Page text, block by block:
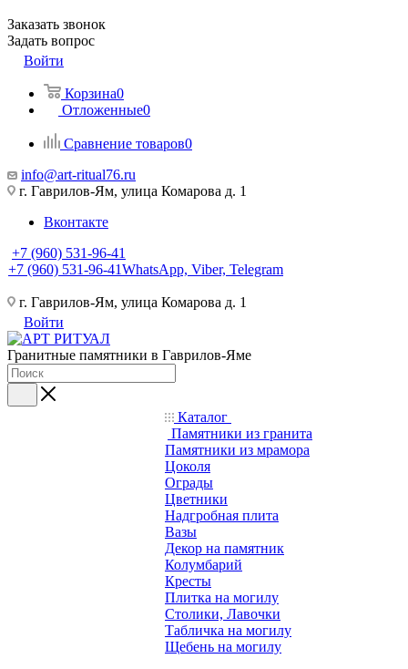
Заказать звонок
Задать вопрос
Войти
Корзина0
Отложенные0
Сравнение товаров0
info@art-ritual76.ru
г. Гаврилов-Ям, улица Комарова д. 1
Вконтакте
+7 (960) 531-96-41
+7 (960) 531-96-41WhatsApp, Viber, Telegram
г. Гаврилов-Ям, улица Комарова д. 1
Войти
Гранитные памятники в Гаврилов-Яме
Каталог
Памятники из гранита
Памятники из мрамора
Цоколя
Ограды
Цветники
Надгробная плита
Вазы
Декор на памятник
Колумбарий
Кресты
Плитка на могилу
Столики, Лавочки
Табличка на могилу
Щебень на могилу